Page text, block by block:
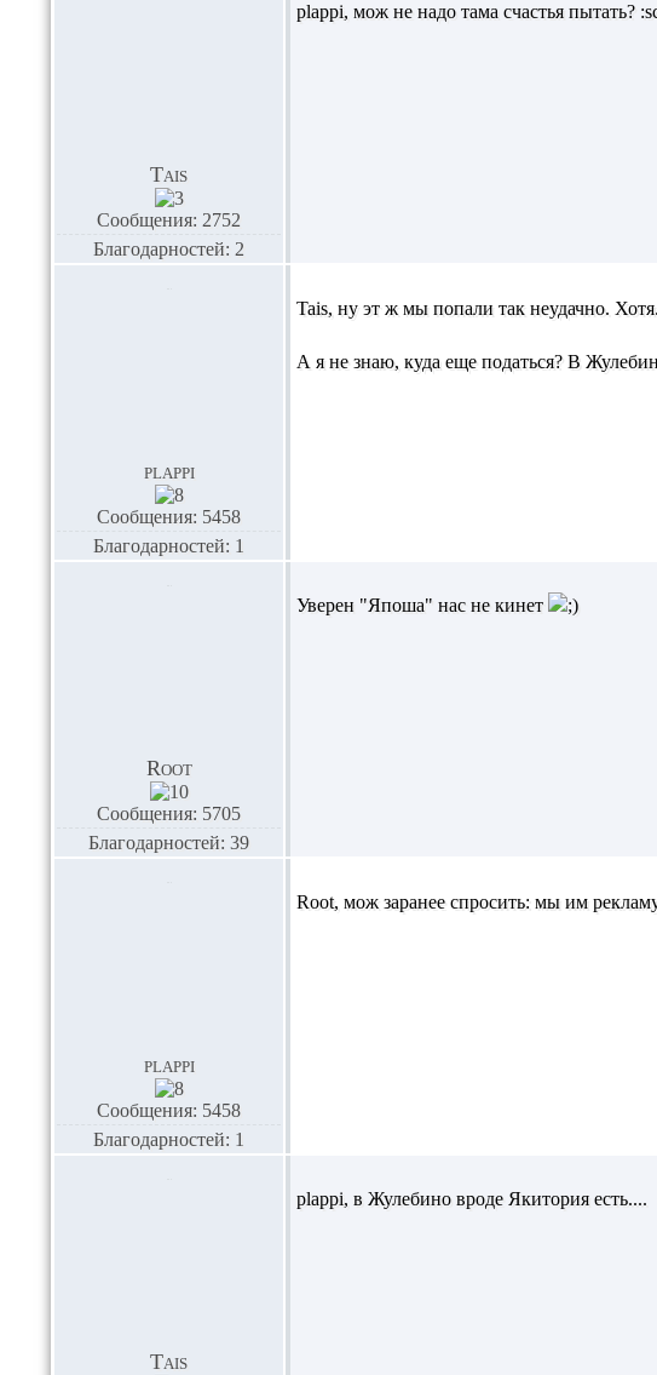
Tais
Сообщения: 2752
Благодарностей: 2
plappi, мож не надо тама счастья пытать?
plappi
Сообщения: 5458
Благодарностей: 1
Tais, ну эт ж мы попали так неудачно.
А я не знаю, куда еще податься? В
Root
Сообщения: 5705
Благодарностей: 39
Уверен "Япоша" нас не кинет
plappi
Сообщения: 5458
Благодарностей: 1
Root, мож заранее спросить: мы им
Tais
plappi, в Жулебино вроде Якитория есть....